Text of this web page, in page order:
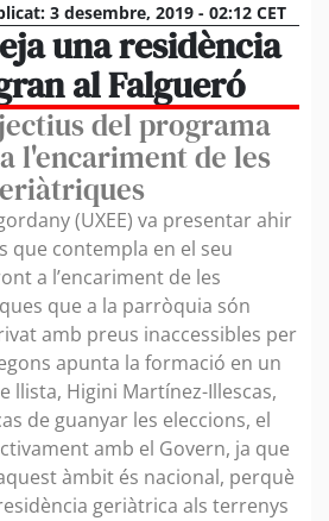
3 desembre, 2019 - 02:12 CET
una residència
al Falgueró
del programa
l'encariment de les
(UXEE) va presentar ahir
que contempla en el seu
a l’encariment de les
que a la parròquia són
amb preus inaccessibles per
apunta la formació en un
llista, Higini Martínez-Illescas,
de guanyar les eleccions, el
amb el Govern, ja que
àmbit és nacional, perquè
geriàtrica als terrenys